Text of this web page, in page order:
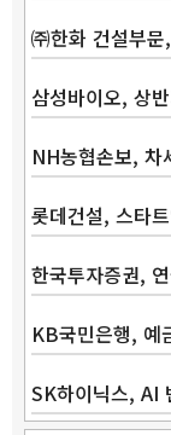
㈜한화 건설부
삼성바이오, 상
NH농협손보,
롯데건설, 스타
한국투자증권,
KB국민은행,
SK하이닉스, AI